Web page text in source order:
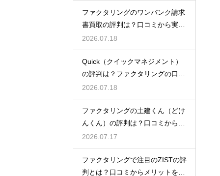
ファクタリングのワンバンク請求
書買取の評判は？口コミから実態
を徹底解説
2026.07.18
Quick（クイックマネジメント）
の評判は？ファクタリングの口コ
ミ検証
2026.07.18
ファクタリングの土建くん（どけ
んくん）の評判は？口コミから実
態を徹底解説
2026.07.17
ファクタリングで注目のZISTの評
判とは？口コミからメリットを徹